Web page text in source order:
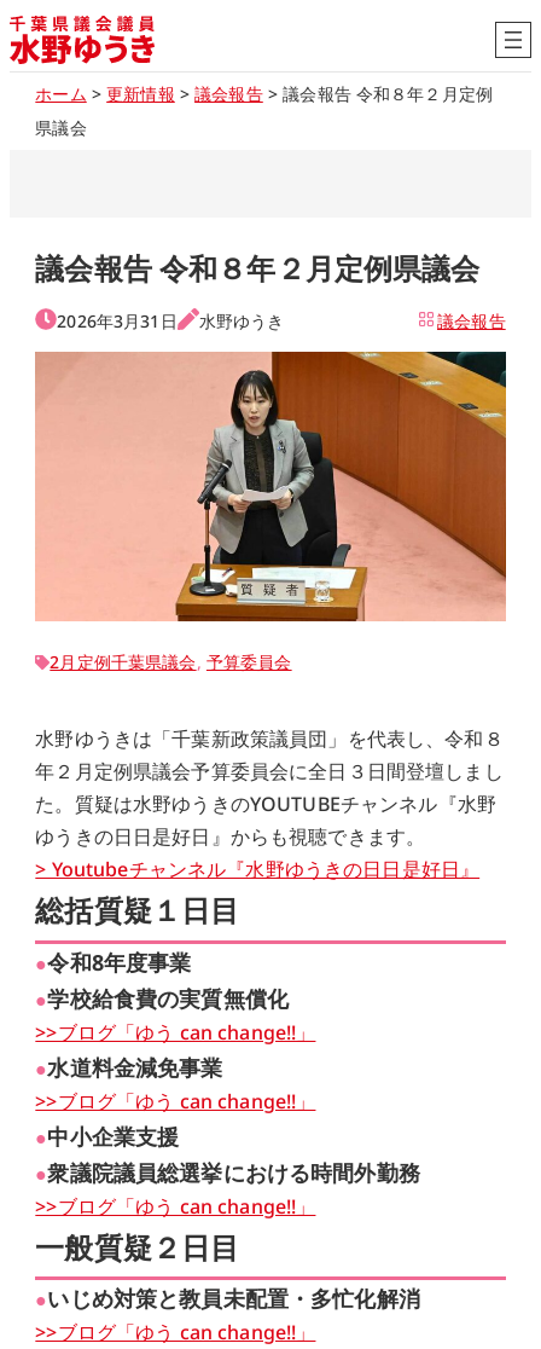
内
容
ホーム >更新情報 >議会報告>議会報告 令和８年２月定例
県議会
議会報告 令和８年２月定例県議会
2026年3月31日 水野ゆうき 議会報告
2月定例千葉県議会, 予算委員会
水野ゆうきは「千葉新政策議員団」を代表し、令和８
年２月定例県議会予算委員会に全日３日間登壇しまし
た。質疑は水野ゆうきのYOUTUBEチャンネル『水野
ゆうきの日日是好日』からも視聴できます。
> Youtubeチャンネル『水野ゆうきの日日是好日』
総括質疑１日目
●令和8年度事業
●学校給食費の実質無償化
>>ブログ「ゆう can change!!」
●水道料金減免事業
>>ブログ「ゆう can change!!」
●中小企業支援
●衆議院議員総選挙における時間外勤務
>>ブログ「ゆう can change!!」
一般質疑２日目
●いじめ対策と教員未配置・多忙化解消
>>ブログ「ゆう can change!!」